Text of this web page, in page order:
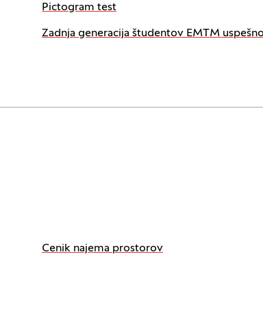
Pictogram test
Zadnja generacija študentov EMTM
Cenik najema prostorov